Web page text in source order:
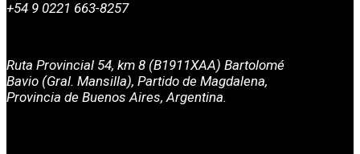
+54 9 0221 663-8257
Ruta Provincial 54, km 8 (B1911XAA) Bartolomé
Bavio (Gral. Mansilla), Partido de Magdalena,
Provincia de Buenos Aires, Argentina.